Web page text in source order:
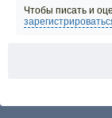
Чтобы писать и